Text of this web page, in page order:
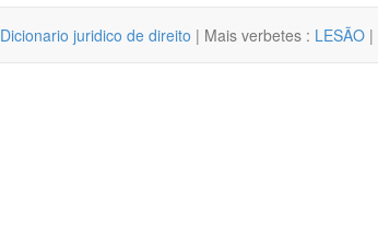
Dicionario juridico de direito | Mais verbetes : LESÃO |